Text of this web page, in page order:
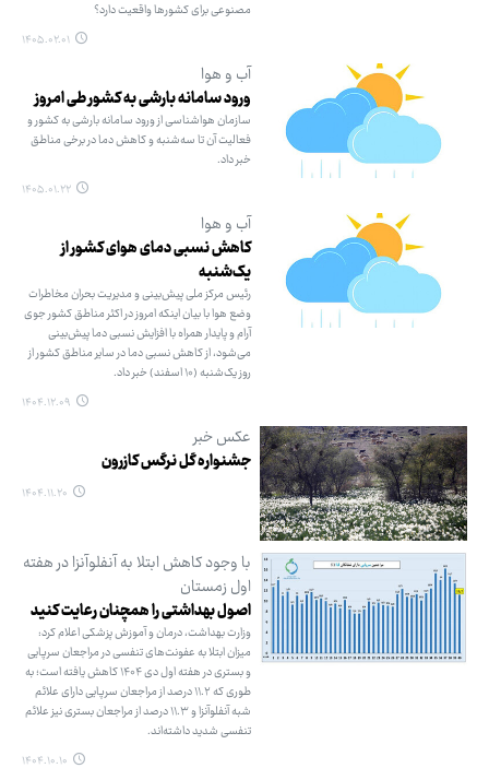
مصنوعی برای کشورها واقعیت دارد؟
۱۴۰۵.۰۲.۰۱
آب و هوا
ورود سامانه بارشی به کشور طی امروز
سازمان هواشناسی از ورود سامانه بارشی به کشور و
فعالیت آن تا سه‌شنبه و کاهش دما در برخی مناطق
خبر داد.
۱۴۰۵.۰۱.۲۲
آب و هوا
کاهش نسبی دمای هوای کشور از
یک‌شنبه
رئیس مرکز ملی پیش‌بینی و مدیریت بحران مخاطرات
وضع هوا با بیان اینکه امروز در اکثر مناطق کشور جوی
آرام و پایدار همراه با افزایش نسبی دما پیش‌بینی
می‌شود، از کاهش نسبی دما در سایر مناطق کشور از
روز یک‌شنبه (۱۰ اسفند) خبر داد.
۱۴۰۴.۱۲.۰۹
عکس خبر
جشنواره گل نرگس کازرون
۱۴۰۴.۱۱.۲۰
با وجود کاهش ابتلا به آنفلوآنزا در هفته
اول زمستان
اصول بهداشتی را همچنان رعایت کنید
وزارت بهداشت، درمان و آموزش پزشکی اعلام کرد:
میزان ابتلا به عفونت‌های تنفسی در مراجعان سرپایی
و بستری در هفته اول دی ۱۴۰۴ کاهش یافته است؛ به
طوری که ۱۱.۲ درصد از مراجعان سرپایی دارای علائم
شبه آنفلوآنزا و ۱۱.۳ درصد از مراجعان بستری نیز علائم
تنفسی شدید داشته‌اند.
۱۴۰۴.۱۰.۱۰